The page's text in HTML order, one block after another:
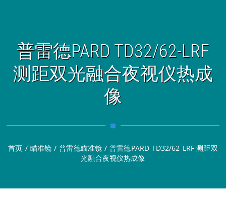
普雷德PARD TD32/62-LRF
测距双光融合夜视仪热成
像
首页 / 瞄准镜 / 普雷德瞄准镜 / 普雷德PARD TD32/62-LRF 测距双
光融合夜视仪热成像